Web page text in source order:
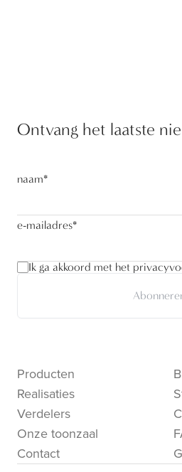
Ontvang het laatste
naam*
e-mailadres*
Ik ga akkoord met het
Producten
Realisaties
Verdelers
Onze toonzaal
Contact